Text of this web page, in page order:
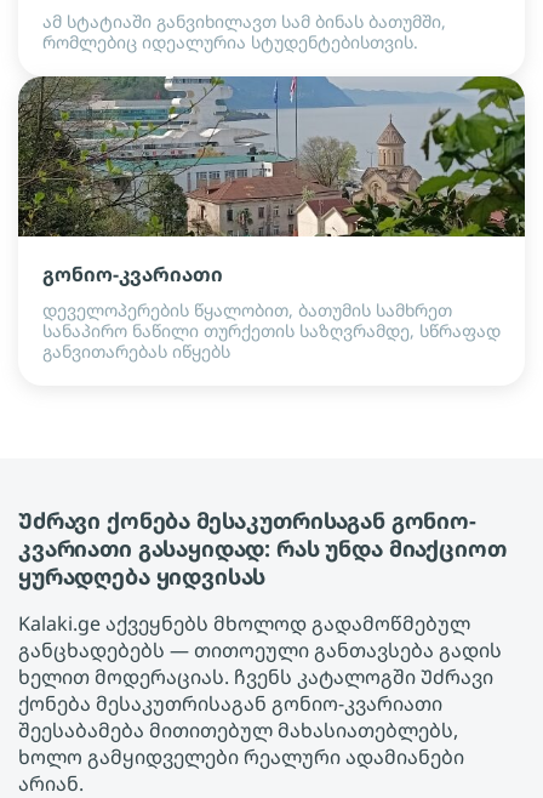
ამ სტატიაში განვიხილავთ სამ ბინას ბათუმში,
რომლებიც იდეალურია სტუდენტებისთვის.
გონიო-კვარიათი
დეველოპერების წყალობით, ბათუმის სამხრეთ
სანაპირო ნაწილი თურქეთის საზღვრამდე, სწრაფად
განვითარებას იწყებს
Უძრავი ქონება მესაკუთრისაგან გონიო-
კვარიათი გასაყიდად: რას უნდა მიაქციოთ
ყურადღება ყიდვისას
Kalaki.ge აქვეყნებს მხოლოდ გადამოწმებულ
განცხადებებს — თითოეული განთავსება გადის
ხელით მოდერაციას. ჩვენს კატალოგში Უძრავი
ქონება მესაკუთრისაგან გონიო-კვარიათი
შეესაბამება მითითებულ მახასიათებლებს,
ხოლო გამყიდველები რეალური ადამიანები
არიან.